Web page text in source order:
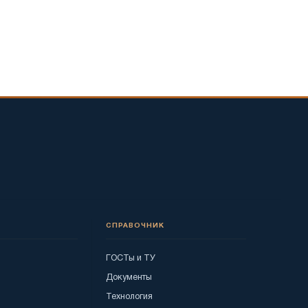
СПРАВОЧНИК
ГОСТы и ТУ
Документы
Технология